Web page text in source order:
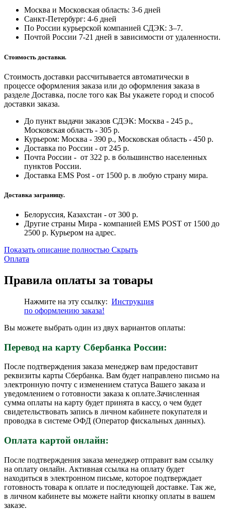
Москва и Московская область: 3-6 дней
Санкт-Петербург: 4-6 дней
По России курьерской компанией СДЭК: 3–7.
Почтой России 7-21 дней в зависимости от удаленности.
Стоимость доставки.
Стоимость доставки рассчитывается автоматически в
процессе оформления заказа или до оформления заказа в
разделе Доставка, после того как Вы укажете город и способ
доставки заказа.
До пункт выдачи заказов СДЭК: Москва - 245 р.,
Московская область - 305 р.
Курьером: Москва - 390 р., Московская область - 450 р.
Доставка по России - от 245 р.
Почта России - от 322 р. в большинство населенных
пунктов России.
Доставка EMS Post - от 1500 р. в любую страну мира.
Доставка заграницу.
Белоруссия, Казахстан - от 300 р.
Другие страны Мира - компанией EMS POST от 1500 до
2500 р. Курьером на адрес.
Показать описание полностью Скрыть
Оплата
Правила оплаты за товары
Нажмите на эту ссылку: Инструкция
по оформлению заказа!
Вы можете выбрать один из двух вариантов оплаты:
Перевод на карту Сбербанка России:
После подтверждения заказа менеджер вам предоставит
реквизиты карты Сбербанка. Вам будет направлено письмо на
электронную почту с изменением статуса Вашего заказа и
уведомлением о готовности заказа к оплате.Зачисленная
сумма оплаты на карту будет принята в кассу, о чем будет
свидетельствовать запись в личном кабинете покупателя и
проводка в системе ОФД (Оператор фискальных данных).
Оплата картой онлайн:
После подтверждения заказа менеджер отправит вам ссылку
на оплату онлайн. Активная ссылка на оплату будет
находиться в электронном письме, которое подтверждает
готовность товара к оплате и последующей доставке. Так же,
в личном кабинете вы можете найти кнопку оплаты в вашем
заказе.